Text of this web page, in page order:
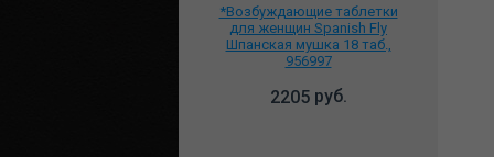
*Возбуждающие таблетки
для женщин Spanish Fly
Шпанская мушка 18 таб.,
956997
2205руб.